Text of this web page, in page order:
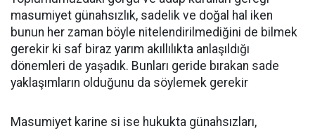
masumiyet günahsızlık, sadelik ve doğal hal iken
bunun her zaman böyle nitelendirilmediğini de bilmek
gerekir ki saf biraz yarım akıllılıkta anlaşıldığı
dönemleri de yaşadık. Bunları geride bırakan sade
yaklaşımların olduğunu da söylemek gerekir
Masumiyet karine si ise hukukta günahsızları,